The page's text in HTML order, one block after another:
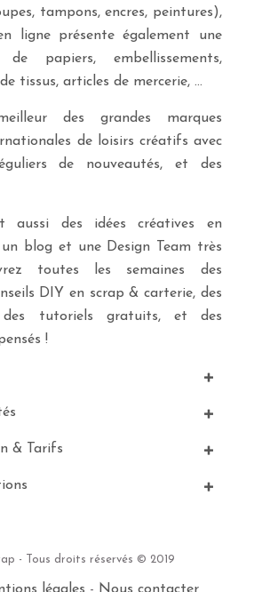
tampons, encres, peintures),
ligne présente également une
papiers, embellissements,
tissus, articles de mercerie, …
des grandes marques
de loisirs créatifs avec
de nouveautés, et des
aussi des idées créatives en
blog et une Design Team très
toutes les semaines des
DIY en scrap & carterie, des
tutoriels gratuits, et des
!
& Tarifs
- Tous droits réservés © 2019